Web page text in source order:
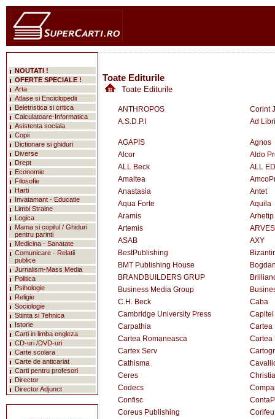
Toate Editurile
Toate Editurile
ANTHROPOS
Corint
A.S.D.P.I
Ad Libri
AGAPIS
Agnos
Alcor
Aldo
ALL Beck
ALL
Amaltea
Anastasia
Antet
Aqua Forte
Aquila
Aramis
Arhetip
Artemis
ARVES
ASAB
AXY
BestPublishing
BMT Publishing House
BRANDBUILDERS GRUP
Business Media Group
C.H. Beck
Caba
Cambridge University Press
Capitel
Carpathia
Cartea
Cartea Romaneasca
Cartea
Cartex Serv
Cathisma
Ceres
Codecs
Confisc
Coreus Publishing
Corifeu
NOUTATI !
OFERTE SPECIALE !
Arta
Atlase si Enciclopedii
Beletristica si critica
Calculatoare-Informatica
Asistenta sociala
Copii
Dictionare si ghiduri
Diverse
Drept
Economie
Filosofie
Harti
Invatamant - Educatie
Limbi Straine
Logica
Mama si copilul / Ghiduri
pentru parinti
Medicina - Sanatate
Comunicare - Relatii
publice
Jurnalism-Mass Media
Politica
Psihologie
Religie
Sociologie
Stiinta si Tehnica
Istorie
Carti in limba engleza
CD-uri /DVD-uri
Carte scolara
Carte de anticariat
Carti pentru profesori
Director
Director Adjunct